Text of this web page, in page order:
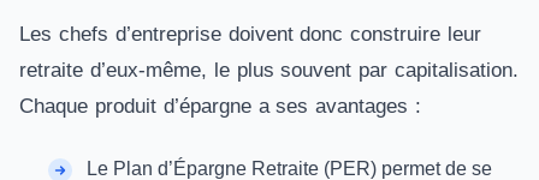
Les chefs d’entreprise doivent donc construire leur
retraite d’eux-même, le plus souvent par capitalisation.
Chaque produit d’épargne a ses avantages :
Le Plan d’Épargne Retraite (PER) permet de se